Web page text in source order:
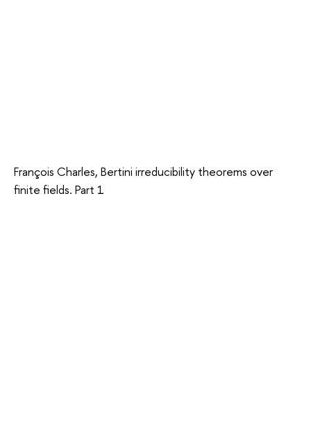
François Charles, Bertini irreducibility theorems over
finite fields. Part 1